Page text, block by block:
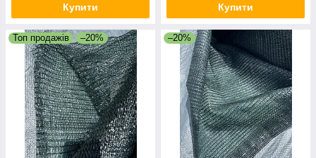
Купити Купити
Топ продажів –20% –20%